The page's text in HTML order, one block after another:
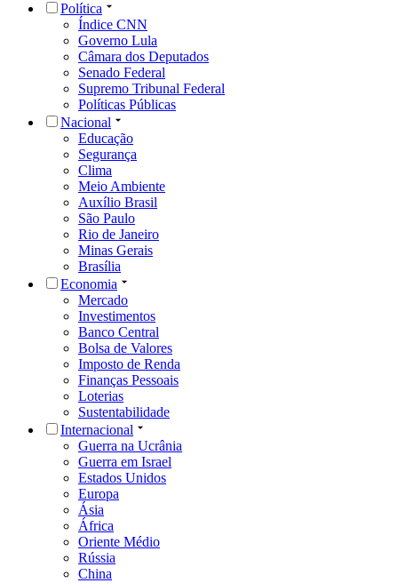
Política
Índice CNN
Governo Lula
Câmara dos Deputados
Senado Federal
Supremo Tribunal Federal
Políticas Públicas
Nacional
Educação
Segurança
Clima
Meio Ambiente
Auxílio Brasil
São Paulo
Rio de Janeiro
Minas Gerais
Brasília
Economia
Mercado
Investimentos
Banco Central
Bolsa de Valores
Imposto de Renda
Finanças Pessoais
Loterias
Sustentabilidade
Internacional
Guerra na Ucrânia
Guerra em Israel
Estados Unidos
Europa
Ásia
África
Oriente Médio
Rússia
China